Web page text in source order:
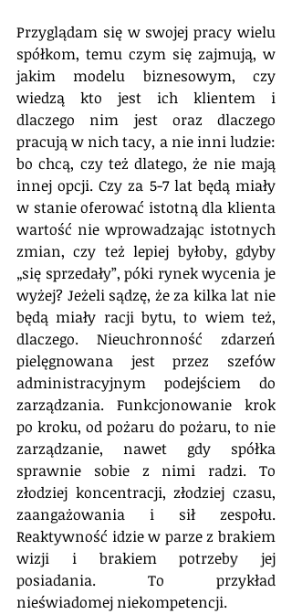
Przyglądam się w swojej pracy wielu
spółkom, temu czym się zajmują, w
jakim modelu biznesowym, czy
wiedzą kto jest ich klientem i
dlaczego nim jest oraz dlaczego
pracują w nich tacy, a nie inni ludzie:
bo chcą, czy też dlatego, że nie mają
innej opcji. Czy za 5-7 lat będą miały
w stanie oferować istotną dla klienta
wartość nie wprowadzając istotnych
zmian, czy też lepiej byłoby, gdyby
„się sprzedały”, póki rynek wycenia je
wyżej? Jeżeli sądzę, że za kilka lat nie
będą miały racji bytu, to wiem też,
dlaczego. Nieuchronność zdarzeń
pielęgnowana jest przez szefów
administracyjnym podejściem do
zarządzania. Funkcjonowanie krok
po kroku, od pożaru do pożaru, to nie
zarządzanie, nawet gdy spółka
sprawnie sobie z nimi radzi. To
złodziej koncentracji, złodziej czasu,
zaangażowania i sił zespołu.
Reaktywność idzie w parze z brakiem
wizji i brakiem potrzeby jej
posiadania. To przykład
nieświadomej niekompetencji.